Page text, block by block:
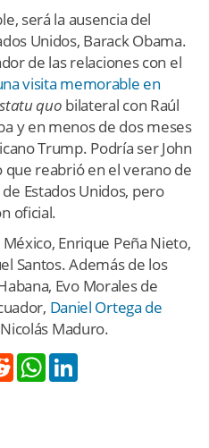
será la ausencia del
Unidos, Barack Obama.
de las relaciones con el
visita memorable en
statu quo bilateral con Raúl
y en menos de dos meses
Trump. Podría ser John
que reabrió en el verano de
Estados Unidos, pero
oficial.
Enrique Peña Nieto,
Santos. Además de los
Evo Morales de
Daniel Ortega de
Maduro.
Reddit WhatsApp